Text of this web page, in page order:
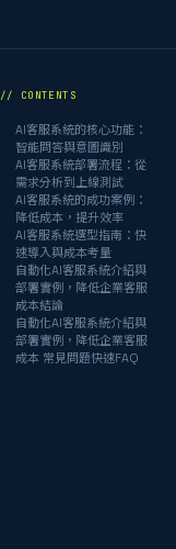
// CONTENTS
AI客服系統的核心功能：
智能問答與意圖識別
AI客服系統部署流程：從
需求分析到上線測試
AI客服系統的成功案例：
降低成本，提升效率
AI客服系統選型指南：快
速導入與成本考量
自動化AI客服系統介紹與
部署實例，降低企業客服
成本結論
自動化AI客服系統介紹與
部署實例，降低企業客服
成本 常見問題快速FAQ